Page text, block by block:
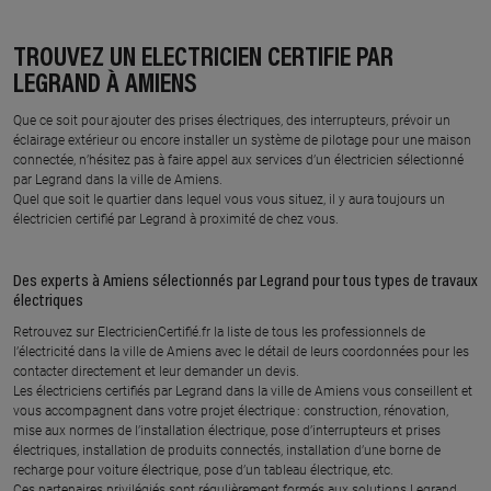
En savoir plus
À 27.5 km km
CLEMENT DAUCHET
34 rue de la prairie, 80300
ALBERT
En savoir plus
À 28.4 km km
DEMAIE BRUNO
23 rue de l'eglise, 80500
À 30.1 km km
ARPL ELECTRICITE
2c rue de derriere, 80370
BEAUMETZ
En savoir plus
POIGNET
2 rue hangest dolez, 80170
ROSIERES EN SANTERRE
En savoir plus
TROUVEZ UN ÉLECTRICIEN CERTIFIÉ PAR
LEGRAND À AMIENS
Que ce soit pour ajouter des prises électriques, des interrupteurs, prévoir un
éclairage extérieur ou encore installer un système de pilotage pour une maison
connectée, n’hésitez pas à faire appel aux services d’un électricien sélectionné
par Legrand dans la ville de Amiens.
Quel que soit le quartier dans lequel vous vous situez, il y aura toujours un
électricien certifié par Legrand à proximité de chez vous.
Des experts à Amiens sélectionnés par Legrand pour tous types de travaux
électriques
Retrouvez sur ElectricienCertifié.fr la liste de tous les professionnels de
l’électricité dans la ville de Amiens avec le détail de leurs coordonnées pour les
contacter directement et leur demander un devis.
Les électriciens certifiés par Legrand dans la ville de Amiens vous conseillent et
vous accompagnent dans votre projet électrique : construction, rénovation,
mise aux normes de l’installation électrique, pose d’interrupteurs et prises
électriques, installation de produits connectés, installation d’une borne de
recharge pour voiture électrique, pose d’un tableau électrique, etc.